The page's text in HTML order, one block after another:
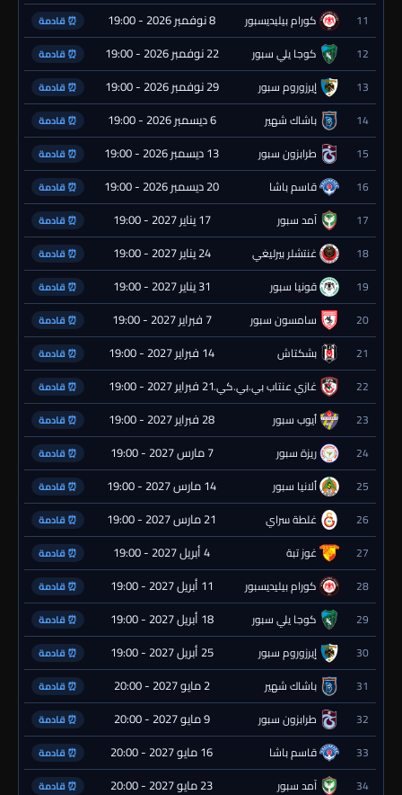
11 كورام بيليديسبور 8 نوفمبر 2026 - 19:00 ⏰ قادمة
12 كوجا يلي سبور 22 نوفمبر 2026 - 19:00 ⏰ قادمة
13 إيرزوروم سبور 29 نوفمبر 2026 - 19:00 ⏰ قادمة
14 باشاك شهير 6 ديسمبر 2026 - 19:00 ⏰ قادمة
15 طرابزون سبور 13 ديسمبر 2026 - 19:00 ⏰ قادمة
16 قاسم باشا 20 ديسمبر 2026 - 19:00 ⏰ قادمة
17 آمد سبور 17 يناير 2027 - 19:00 ⏰ قادمة
18 غنتشلر بيرليغي 24 يناير 2027 - 19:00 ⏰ قادمة
19 قونيا سبور 31 يناير 2027 - 19:00 ⏰ قادمة
20 سامسون سبور 7 فبراير 2027 - 19:00 ⏰ قادمة
21 بشكتاش 14 فبراير 2027 - 19:00 ⏰ قادمة
22 غازي عنتاب بي.بي.كي.21 فبراير 2027 - 19:00 ⏰ قادمة
23 أيوب سبور 28 فبراير 2027 - 19:00 ⏰ قادمة
24 ريزة سبور 7 مارس 2027 - 19:00 ⏰ قادمة
25 ألانيا سبور 14 مارس 2027 - 19:00 ⏰ قادمة
26 غلطة سراي 21 مارس 2027 - 19:00 ⏰ قادمة
27 غوز تبة 4 أبريل 2027 - 19:00 ⏰ قادمة
28 كورام بيليديسبور 11 أبريل 2027 - 19:00 ⏰ قادمة
29 كوجا يلي سبور 18 أبريل 2027 - 19:00 ⏰ قادمة
30 إيرزوروم سبور 25 أبريل 2027 - 19:00 ⏰ قادمة
31 باشاك شهير 2 مايو 2027 - 20:00 ⏰ قادمة
32 طرابزون سبور 9 مايو 2027 - 20:00 ⏰ قادمة
33 قاسم باشا 16 مايو 2027 - 20:00 ⏰ قادمة
34 آمد سبور 23 مايو 2027 - 20:00 ⏰ قادمة